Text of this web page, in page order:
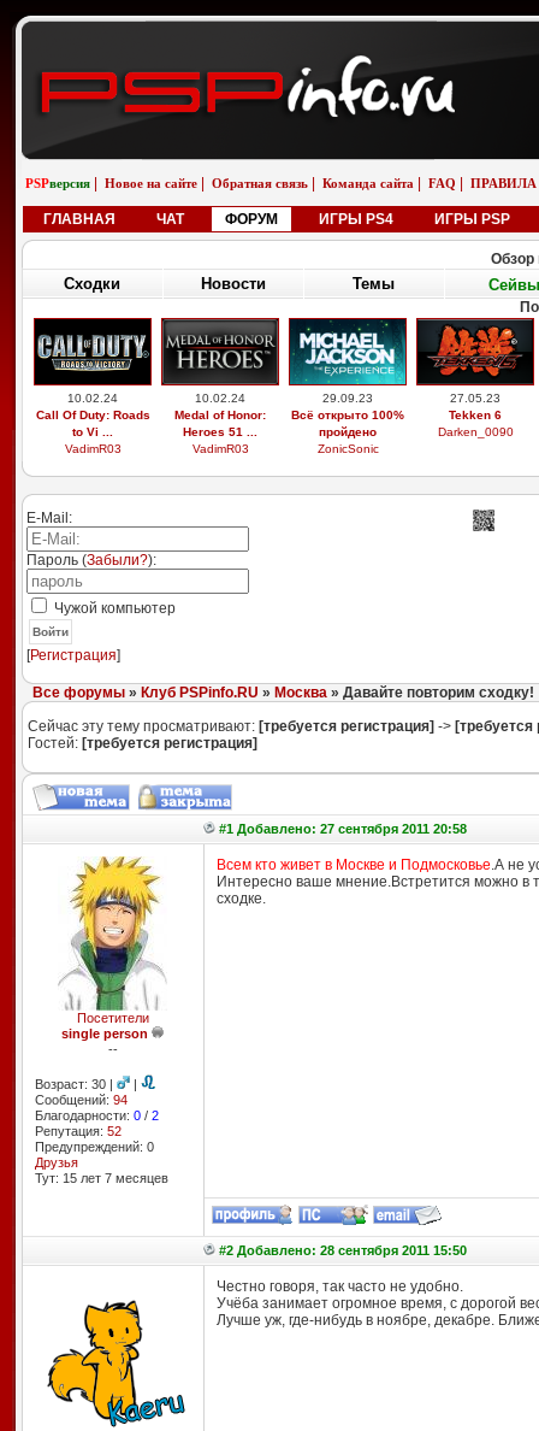
PSPверсия Новое на сайте Обратная связь Команда сайта FAQ ПРАВИЛА
ГЛАВНАЯ ЧАТ ФОРУМ ИГРЫ PS4 ИГРЫ PSP
Обзор
Сходки Новости Темы Сейвы
10.02.24
Call Of Duty: Roads
to Vi ...
VadimR03
10.02.24
Medal of Honor:
Heroes 51 ...
VadimR03
29.09.23
Всё открыто 100%
пройдено
ZonicSonic
27.05.23
Tekken 6
Darken_0090
E-Mail:
Пароль (Забыли?):
Чужой компьютер
Войти
[Регистрация]
Все форумы» Клуб PSPinfo.RU » Москва» Давайте повторим сходку!
Сейчас эту тему просматривают: [требуется регистрация] -> [требуется
Гостей: [требуется регистрация]
#1 Добавлено: 27 сентября 2011 20:58
Посетители
single person
--
Возраст: 30 |
|
Сообщений: 94
Благодарности: 0/ 2
Репутация: 52
Предупреждений: 0
Друзья
Тут: 15 лет 7 месяцев
Всем кто живет в Москве и Подмосковье.А не
Интересно ваше мнение.Встретится можно в
сходке.
#2 Добавлено: 28 сентября 2011 15:50
Честно говоря, так часто не удобно.
Учёба занимает огромное время, с дорогой
Лучше уж, где-нибудь в ноябре, декабре.